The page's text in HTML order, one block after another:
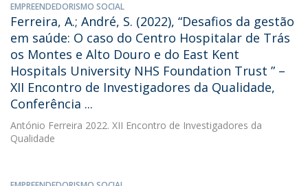
EMPREENDEDORISMO SOCIAL
Ferreira, A.; André, S. (2022), “Desafios da gestão
em saúde: O caso do Centro Hospitalar de Trás
os Montes e Alto Douro e do East Kent
Hospitals University NHS Foundation Trust ” –
XII Encontro de Investigadores da Qualidade,
Conferência ...
António Ferreira 2022. XII Encontro de Investigadores da
Qualidade